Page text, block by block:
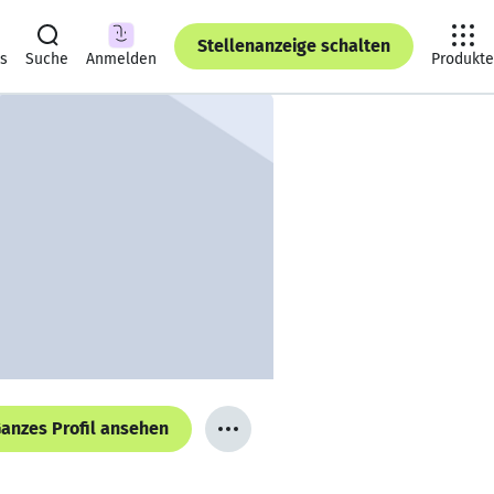
Suche Anmelden
Stellenanzeige schalten
Produkte
Profil ansehen